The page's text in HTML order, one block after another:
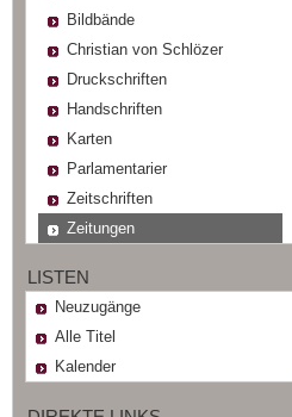
Bildbände
Christian von Schlözer
Druckschriften
Handschriften
Karten
Parlamentarier
Zeitschriften
Zeitungen
LISTEN
Neuzugänge
Alle Titel
Kalender